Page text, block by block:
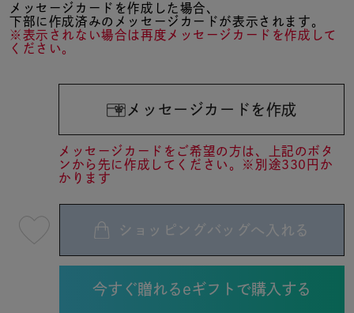
メッセージカードを作成した場合、
下部に作成済みのメッセージカードが表示されます。
※表示されない場合は再度メッセージカードを作成して
ください。
メッセージカードを作成
メッセージカードをご希望の方は、上記のボタ
ンから先に作成してください。※別途330円か
かります
08
月
ショッピングバッグへ入れる